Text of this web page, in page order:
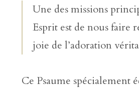
Une des missions
Esprit est de nous faire
joie de l’adoration
Ce Psaume spécialement